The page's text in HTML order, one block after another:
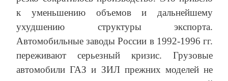
к уменьшению объемов и дальнейшему
ухудшению структуры экспорта.
Автомобильные заводы России в 1992-1996 гг.
переживают серьезный кризис. Грузовые
автомобили ГАЗ и ЗИЛ прежних моделей не